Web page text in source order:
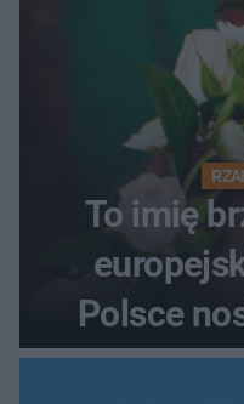
To imię
Polsce